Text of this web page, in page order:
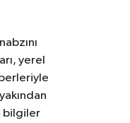
yerel
bilgiler